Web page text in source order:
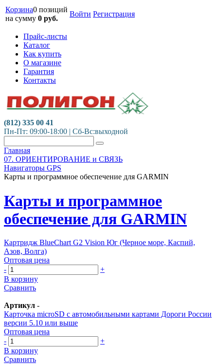
Корзина0 позиций
на сумму 0 руб.
Войти Регистрация
Прайс-листы
Каталог
Как купить
О магазине
Гарантия
Контакты
(812) 335 00 41
Пн-Пт: 09:00-18:00 | Сб-Вс:выходной
Главная
07. ОРИЕНТИРОВАНИЕ и СВЯЗЬ
Навигаторы GPS
Карты и программное обеспечение для GARMIN
Карты и программное
обеспечение для GARMIN
Картридж BlueChart G2 Vision Юг (Черное море, Каспий,
Азов, Волга)
Оптовая цена
-
+
В корзину
Сравнить
Артикул -
Карточка microSD с автомобильными картами Дороги России
версии 5.10 или выше
Оптовая цена
-
+
В корзину
Сравнить